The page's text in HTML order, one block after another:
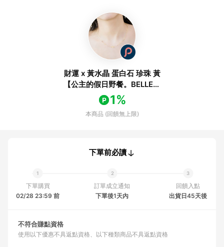
財運 x 黃水晶 蛋白石 珍珠 黃
【公主的假日野餐。BELLE】
項鍊
1%
本商品 (回饋無上限)
下單前必讀
下單購買
02/28 23:59 前
訂單成立通知
下單後1天內
回饋入點
出貨日45天後
不符合賺點資格
使用以下優惠不具返點資格 以下種類商品不具返點資格